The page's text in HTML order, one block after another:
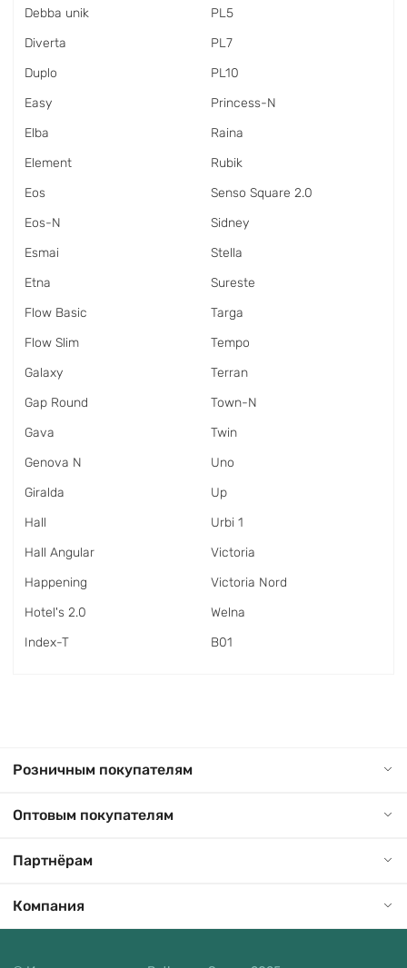
Debba unik
Diverta
Duplo
Easy
Elba
Element
Eos
Eos-N
Esmai
Etna
Flow Basic
Flow Slim
Galaxy
Gap Round
Gava
Genova N
Giralda
Hall
Hall Angular
Happening
Hotel's 2.0
Index-T
PL5
PL7
PL10
Princess-N
Raina
Rubik
Senso Square 2.0
Sidney
Stella
Sureste
Targa
Tempo
Terran
Town-N
Twin
Uno
Up
Urbi 1
Victoria
Victoria Nord
Welna
В01
Розничным покупателям
Оптовым покупателям
Партнёрам
Компания